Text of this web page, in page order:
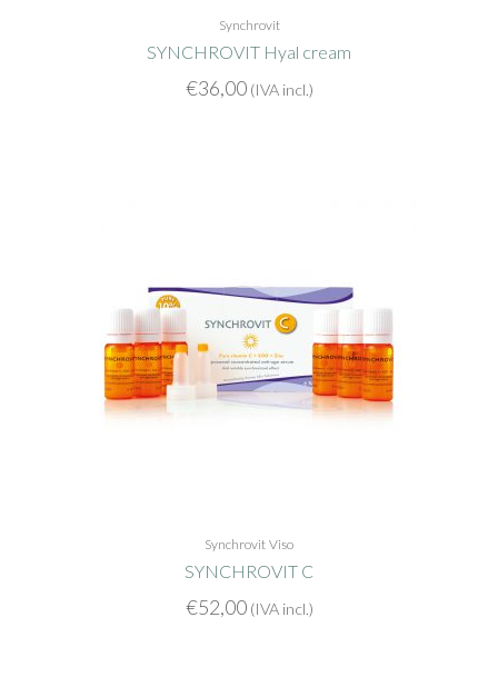
Synchrovit
SYNCHROVIT Hyal cream
€36,00 (IVA incl.)
Synchrovit Viso
SYNCHROVIT C
€52,00 (IVA incl.)